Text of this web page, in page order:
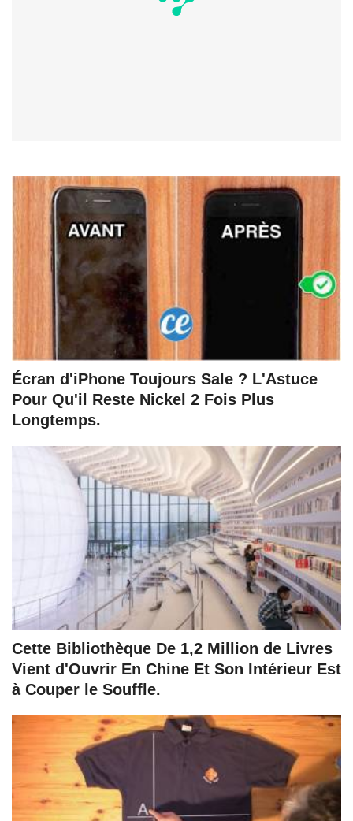
Écran d'iPhone Toujours Sale ? L'Astuce
Pour Qu'il Reste Nickel 2 Fois Plus
Longtemps.
Cette Bibliothèque De 1,2 Million de Livres
Vient d'Ouvrir En Chine Et Son Intérieur Est
à Couper le Souffle.